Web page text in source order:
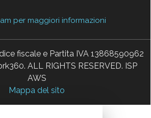
per maggiori informazioni
fiscale e Partita IVA 13868590962
ALL RIGHTS RESERVED. ISP
AWS
Mappa del sito